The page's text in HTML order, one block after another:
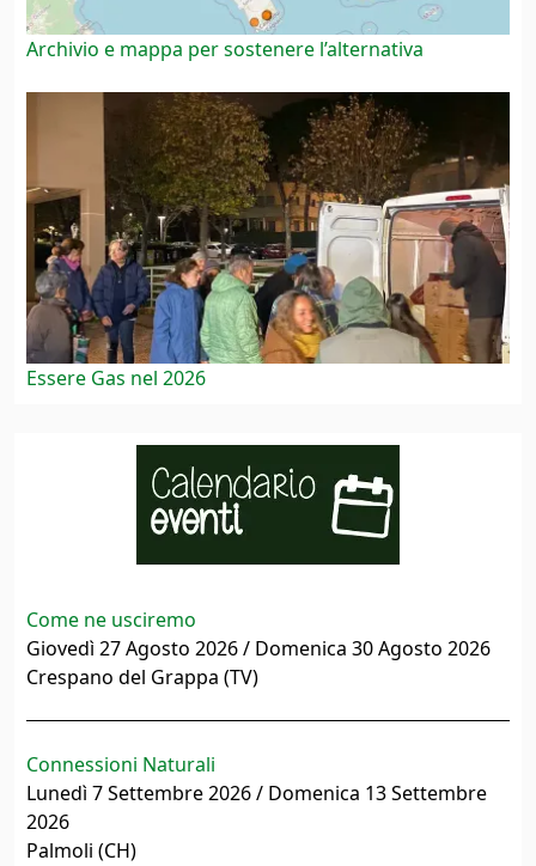
Archivio e mappa per sostenere l’alternativa
Essere Gas nel 2026
Come ne usciremo
Giovedì 27 Agosto 2026 / Domenica 30 Agosto 2026
Crespano del Grappa (TV)
Connessioni Naturali
Lunedì 7 Settembre 2026 / Domenica 13 Settembre
2026
Palmoli (CH)